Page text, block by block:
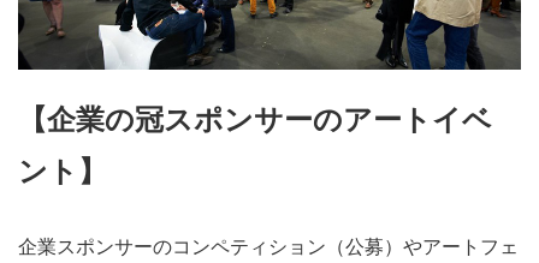
【企業の冠スポンサーのアートイベ
ント】
企業スポンサーのコンペティション（公募）やアートフェ